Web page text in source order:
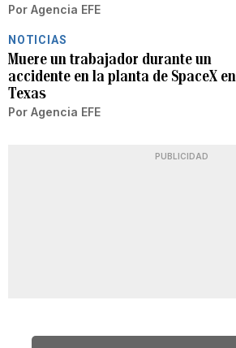
Por Agencia EFE
NOTICIAS
Muere un trabajador durante un
accidente en la planta de SpaceX en
Texas
Por Agencia EFE
PUBLICIDAD